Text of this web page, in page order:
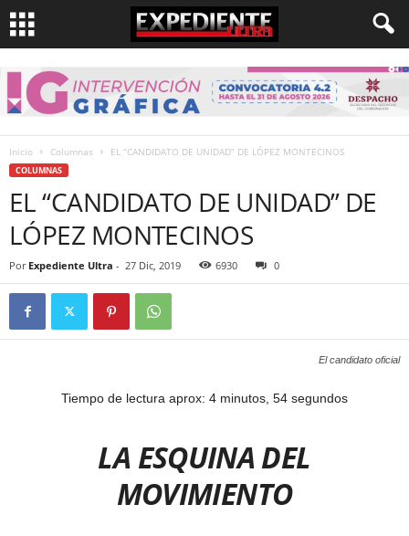
Inicio Columnas EL “CANDIDATO DE UNIDAD” DE LÓPEZ MONTECINOS
COLUMNAS
EL “CANDIDATO DE UNIDAD” DE
LÓPEZ MONTECINOS
Por Expediente Ultra - 27 Dic, 2019 6930 0
El candidato oficial
Tiempo de lectura aprox: 4 minutos, 54 segundos
LA ESQUINA DEL
MOVIMIENTO